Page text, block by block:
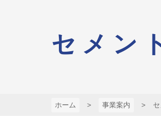
セメン
ホーム 事業案内